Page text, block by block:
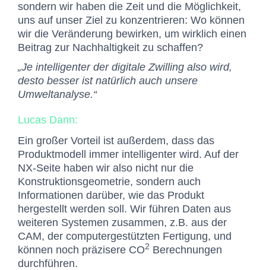
sondern wir haben die Zeit und die Möglichkeit,
uns auf unser Ziel zu konzentrieren: Wo können
wir die Veränderung bewirken, um wirklich einen
Beitrag zur Nachhaltigkeit zu schaffen?
„Je intelligenter der digitale Zwilling also wird,
desto besser ist natürlich auch unsere
Umweltanalyse.“
Lucas Dann:
Ein großer Vorteil ist außerdem, dass das
Produktmodell immer intelligenter wird. Auf der
NX-Seite haben wir also nicht nur die
Konstruktionsgeometrie, sondern auch
Informationen darüber, wie das Produkt
hergestellt werden soll. Wir führen Daten aus
weiteren Systemen zusammen, z.B. aus der
CAM, der computergestützten Fertigung, und
können noch präzisere CO2 Berechnungen
durchführen.